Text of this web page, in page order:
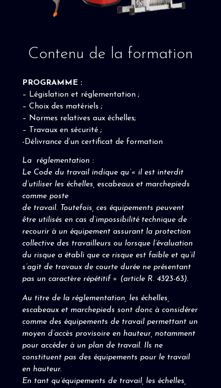
Contenu de la formation
PROGRAMME :
– Législation et réglementation ;
– Choix des matériels ;
– Normes relatives aux échelles;
– Travaux en sécurité ;
-Délivrance d’un certificat de formation
La réglementation :
Le Code du travail indique qu’« il est interdit
d’utiliser les échelles, escabeaux et marchepieds
comme poste
de travail. Toutefois, ces équipements peuvent
être utilisés en cas d’impossibilité technique de
recourir à un équipement assurant la protection
collective des travailleurs ou lorsque l’évaluation
du risque a établi que ce risque est faible et qu’il
s’agit de travaux de courte durée ne présentant
pas un caractère répétitif » (article R. 4323-63).
Au titre de la réglementation, les échelles,
escabeaux et marchepieds sont donc à considérer
comme des équipements de travail permettant un
moyen d’accès provisoire en hauteur, notamment
pour accéder à un plan de travail. Ils ne
constituent pas des équipements pour le travail
en hauteur.
En tant qu’équipements de travail, les échelles,